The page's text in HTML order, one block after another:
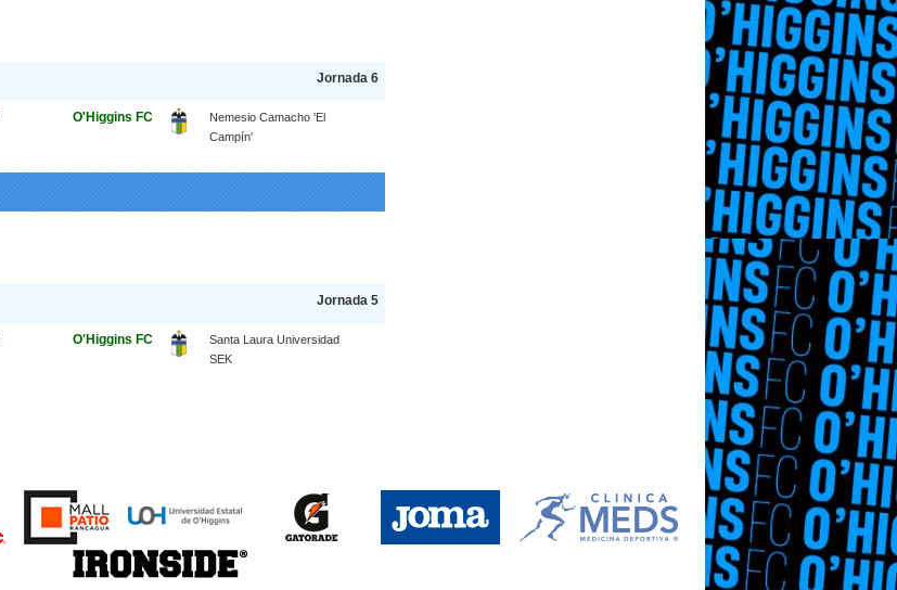
Jornada 6
O'Higgins FC
Nemesio Camacho 'El
Campín'
Jornada 5
O'Higgins FC
Santa Laura Universidad
SEK